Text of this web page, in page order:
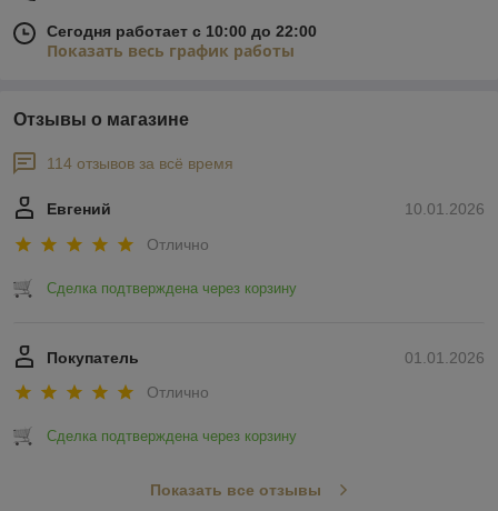
Сегодня работает с 10:00 до 22:00
Показать весь график работы
Отзывы о магазине
114 отзывов за всё время
10.01.2026
Евгений
Отлично
Сделка подтверждена через корзину
01.01.2026
Покупатель
Отлично
Сделка подтверждена через корзину
Показать все отзывы